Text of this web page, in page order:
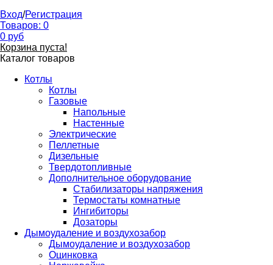
Вход/Регистрация
Товаров: 0
0 руб
Корзина пуста!
Каталог товаров
Котлы
Котлы
Газовые
Напольные
Настенные
Электрические
Пеллетные
Дизельные
Твердотопливные
Дополнительное оборудование
Стабилизаторы напряжения
Термостаты комнатные
Ингибиторы
Дозаторы
Дымоудаление и воздухозабор
Дымоудаление и воздухозабор
Оцинковка